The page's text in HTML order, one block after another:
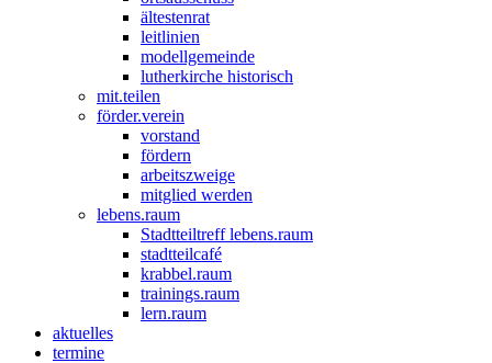
ältestenrat
leitlinien
modellgemeinde
lutherkirche historisch
mit.teilen
förder.verein
vorstand
fördern
arbeitszweige
mitglied werden
lebens.raum
Stadtteiltreff lebens.raum
stadtteilcafé
krabbel.raum
trainings.raum
lern.raum
aktuelles
termine